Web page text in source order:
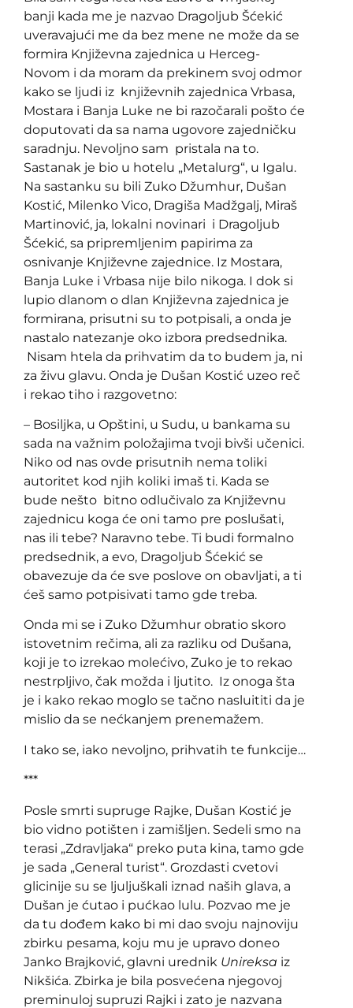
banji kada me je nazvao Dragoljub Šćekić
uveravajući me da bez mene ne može da se
formira Književna zajednica u Herceg-
Novom i da moram da prekinem svoj odmor
kako se ljudi iz književnih zajednica Vrbasa,
Mostara i Banja Luke ne bi razočarali pošto će
doputovati da sa nama ugovore zajedničku
saradnju. Nevoljno sam pristala na to.
Sastanak je bio u hotelu „Metalurg“, u Igalu.
Na sastanku su bili Zuko Džumhur, Dušan
Kostić, Milenko Vico, Dragiša Madžgalj, Miraš
Martinović, ja, lokalni novinari i Dragoljub
Šćekić, sa pripremljenim papirima za
osnivanje Književne zajednice. Iz Mostara,
Banja Luke i Vrbasa nije bilo nikoga. I dok si
lupio dlanom o dlan Književna zajednica je
formirana, prisutni su to potpisali, a onda je
nastalo natezanje oko izbora predsednika.
Nisam htela da prihvatim da to budem ja, ni
za živu glavu. Onda je Dušan Kostić uzeo reč
i rekao tiho i razgovetno:
– Bosiljka, u Opštini, u Sudu, u bankama su
sada na važnim položajima tvoji bivši učenici.
Niko od nas ovde prisutnih nema toliki
autoritet kod njih koliki imaš ti. Kada se
bude nešto bitno odlučivalo za Književnu
zajednicu koga će oni tamo pre poslušati,
nas ili tebe? Naravno tebe. Ti budi formalno
predsednik, a evo, Dragoljub Šćekić se
obavezuje da će sve poslove on obavljati, a ti
ćeš samo potpisivati tamo gde treba.
Onda mi se i Zuko Džumhur obratio skoro
istovetnim rečima, ali za razliku od Dušana,
koji je to izrekao molećivo, Zuko je to rekao
nestrpljivo, čak možda i ljutito. Iz onoga šta
je i kako rekao moglo se tačno nasluititi da je
mislio da se nećkanjem prenemažem.
I tako se, iako nevoljno, prihvatih te funkcije…
***
Posle smrti supruge Rajke, Dušan Kostić je
bio vidno potišten i zamišljen. Sedeli smo na
terasi „Zdravljaka“ preko puta kina, tamo gde
je sada „General turist“. Grozdasti cvetovi
glicinije su se ljuljuškali iznad naših glava, a
Dušan je ćutao i pućkao lulu. Pozvao me je
da tu dođem kako bi mi dao svoju najnoviju
zbirku pesama, koju mu je upravo doneo
Janko Brajković, glavni urednik Unireksa iz
Nikšića. Zbirka je bila posvećena njegovoj
preminuloj supruzi Rajki i zato je nazvana